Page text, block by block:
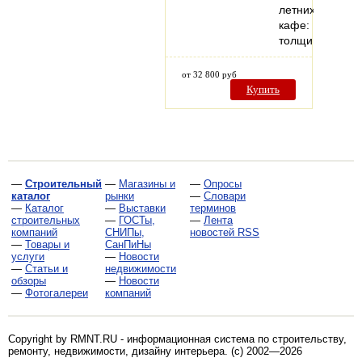
летних
кафе:
толщина…
от 32 800 руб
Купить
— Строительный
каталог
— Каталог
строительных
компаний
— Товары и
услуги
— Статьи и
обзоры
— Фотогалереи
— Магазины и
рынки
— Выставки
— ГОСТы,
СНИПы,
СанПиНы
— Новости
недвижимости
— Новости
компаний
— Опросы
— Словари
терминов
— Лента
новостей RSS
Copyright by RMNT.RU - информационная система по строительству,
ремонту, недвижимости, дизайну интерьера. (c) 2002—2026